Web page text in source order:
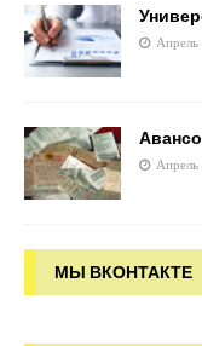
МЫ ВКОНТАКТЕ